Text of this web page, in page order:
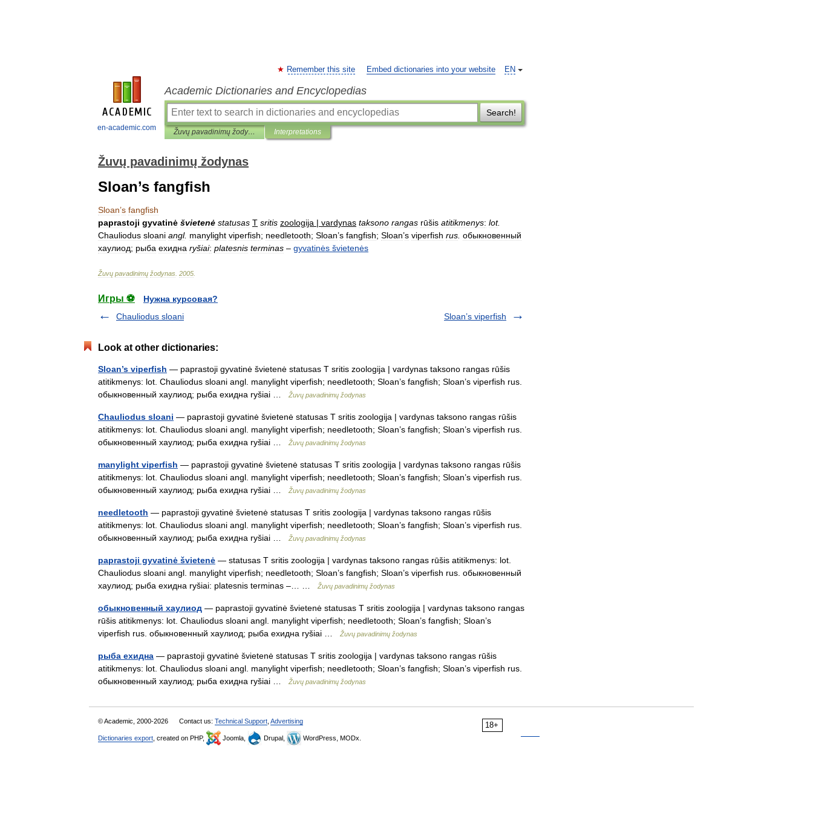
en-academic.com
EN
Remember this site Embed dictionaries into your website
Academic Dictionaries and Encyclopedias
Search!
Žuvų pavadinimų žodynas Interpretations
Žuvų pavadinimų žodynas
Sloan’s fangfish
Sloan’s fangfish
paprastoji gyvatinė švietenė statusas T sritis zoologija | vardynas taksono rangas rūšis atitikmenys: lot.
Chauliodus sloani angl. manylight viperfish; needletooth; Sloan’s fangfish; Sloan’s viperfish rus обыкновенный
хаулиод; рыба ехидна ryšiai: platesnis terminas – gyvatinės švietenės
Žuvų pavadinimų žodynas 2005
Игры ⚽
Нужна курсовая?
Chauliodus sloani
Sloan’s viperfish
Look at other dictionaries:
Sloan’s viperfish — paprastoji gyvatinė švietenė statusas T sritis zoologija | vardynas taksono rangas rūšis
atitikmenys: lot. Chauliodus sloani angl. manylight viperfish; needletooth; Sloan’s fangfish; Sloan’s viperfish rus.
обыкновенный хаулиод; рыба ехидна ryšiai …
Žuvų pavadinimų žodynas
Chauliodus sloani — paprastoji gyvatinė švietenė statusas T sritis zoologija | vardynas taksono rangas rūšis
atitikmenys: lot. Chauliodus sloani angl. manylight viperfish; needletooth; Sloan’s fangfish; Sloan’s viperfish rus.
обыкновенный хаулиод; рыба ехидна ryšiai …
Žuvų pavadinimų žodynas
manylight viperfish — paprastoji gyvatinė švietenė statusas T sritis zoologija | vardynas taksono rangas rūšis
atitikmenys: lot. Chauliodus sloani angl. manylight viperfish; needletooth; Sloan’s fangfish; Sloan’s viperfish rus.
обыкновенный хаулиод; рыба ехидна ryšiai …
Žuvų pavadinimų žodynas
needletooth — paprastoji gyvatinė švietenė statusas T sritis zoologija | vardynas taksono rangas rūšis
atitikmenys: lot. Chauliodus sloani angl. manylight viperfish; needletooth; Sloan’s fangfish; Sloan’s viperfish rus.
обыкновенный хаулиод; рыба ехидна ryšiai …
Žuvų pavadinimų žodynas
paprastoji gyvatinė švietenė — statusas T sritis zoologija | vardynas taksono rangas rūšis atitikmenys: lot.
Chauliodus sloani angl. manylight viperfish; needletooth; Sloan’s fangfish; Sloan’s viperfish rus. обыкновенный
хаулиод; рыба ехидна ryšiai: platesnis terminas –… …
Žuvų pavadinimų žodynas
обыкновенный хаулиод — paprastoji gyvatinė švietenė statusas T sritis zoologija | vardynas taksono rangas
rūšis atitikmenys: lot. Chauliodus sloani angl. manylight viperfish; needletooth; Sloan’s fangfish; Sloan’s
viperfish rus. обыкновенный хаулиод; рыба ехидна ryšiai …
Žuvų pavadinimų žodynas
рыба ехидна — paprastoji gyvatinė švietenė statusas T sritis zoologija | vardynas taksono rangas rūšis
atitikmenys: lot. Chauliodus sloani angl. manylight viperfish; needletooth; Sloan’s fangfish; Sloan’s viperfish rus.
обыкновенный хаулиод; рыба ехидна ryšiai …
Žuvų pavadinimų žodynas
18+
© Academic, 2000-2026 Contact us: Technical Support Advertising
Dictionaries export , created on PHP, Joomla, Drupal, WordPress, MODx.